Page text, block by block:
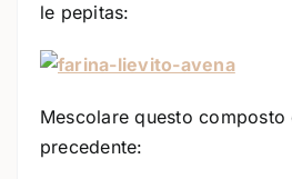
le pepitas:
Mescolare questo composto
precedente: